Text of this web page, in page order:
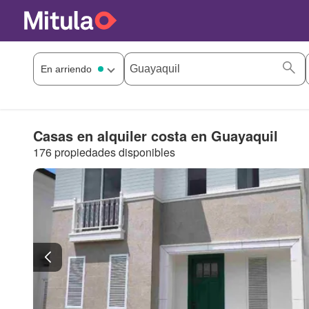
Casas en alquiler costa en Guayaquil
176 propiedades disponibles